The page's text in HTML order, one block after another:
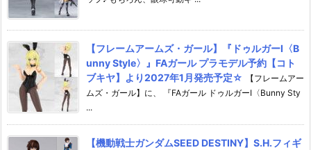
【フレームアームズ・ガール】『ドゥルガーI〈B
unny Style〉』FAガール プラモデル予約【コト
ブキヤ】より2027年1月発売予定☆
【フレームアー
ムズ・ガール】に、 『FAガール ドゥルガーI〈Bunny Sty
...
【機動戦士ガンダムSEED DESTINY】S.H.フィギ